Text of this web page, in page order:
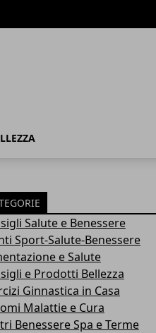
Salute e Benessere
Sport-Salute-Benessere
e Salute
e Prodotti Bellezza
Ginnastica in Casa
Malattie e Cura
Benessere Spa e Terme